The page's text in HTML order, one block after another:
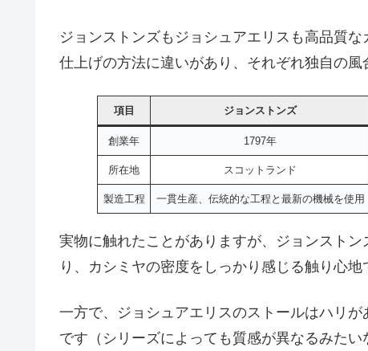
ジョンストンズもジョシュアエリスも高品質
仕上げの方法に違いがあり、それぞれ独自の風
項目 ジョンストンズ
創業年 1797年
所在地 スコットランド
製造工程 一貫生産、伝統的な工程と最新の機械を使用
実物に触れたことがありますが、ジョンスト
り、カシミヤの密度をしっかり感じる触り心地
一方で、ジョシュアエリスのストールはハリ
です（シリーズによっても質感が異なるみた